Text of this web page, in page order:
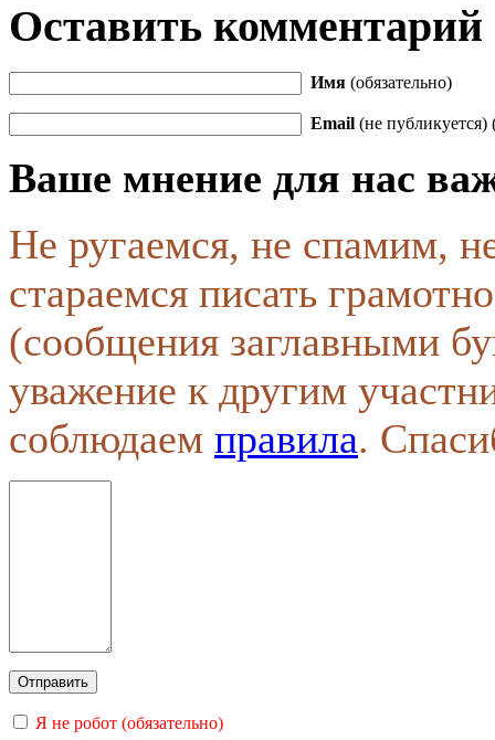
Оставить комментарий
Имя (обязательно)
Email (не публикуется)
Ваше мнение для нас
Не ругаемся, не спамим,
стараемся писать
(сообщения заглавными
уважение к другим
соблюдаем правила.
Я не робот (обязательно)